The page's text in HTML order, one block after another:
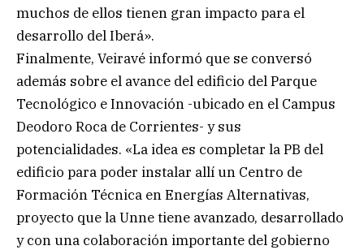
muchos de ellos tienen gran impacto para el
desarrollo del Iberá».
Finalmente, Veiravé informó que se conversó
además sobre el avance del edificio del Parque
Tecnológico e Innovación -ubicado en el Campus
Deodoro Roca de Corrientes- y sus
potencialidades. «La idea es completar la PB del
edificio para poder instalar allí un Centro de
Formación Técnica en Energías Alternativas,
proyecto que la Unne tiene avanzado, desarrollado
y con una colaboración importante del gobierno